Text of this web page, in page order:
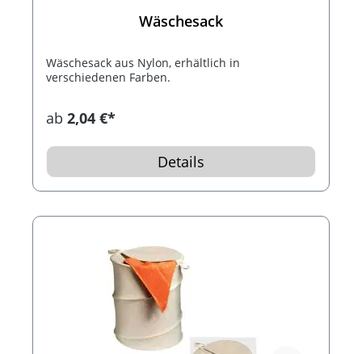
Wäschesack
Wäschesack aus Nylon, erhältlich in
verschiedenen Farben.
ab 2,04 €*
Details